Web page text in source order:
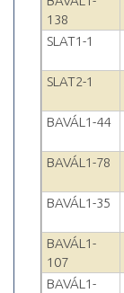
138
SLAT1-1
SLAT2-1
BAVÁL1-44
BAVÁL1-78
BAVÁL1-35
BAVÁL1-
107
BAVÁL1-